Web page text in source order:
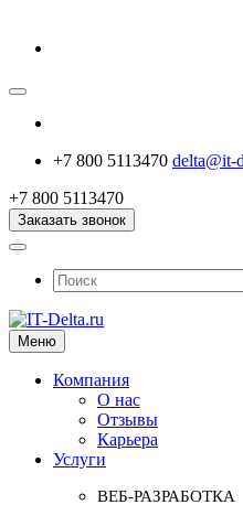
+7 800 5113470 delta@it-
+7 800 5113470
Заказать звонок
Меню
Компания
О нас
Отзывы
Карьера
Услуги
ВЕБ-РАЗРАБОТКА